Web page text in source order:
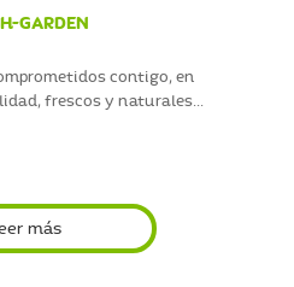
GARDEN
contigo, en
frescos y naturales...
más